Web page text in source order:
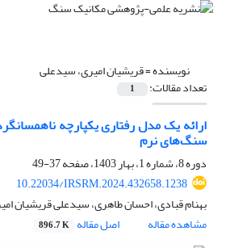
نویسنده =قریشیان امیری، سیدعلی
تعداد مقالات: 1
ارائه یک مدل رفتاری یکپارچه
سنگ‌های نرم
دوره 8، شماره 1، بهار 1403، صفحه
37-49
10.22034/IRSRM.2024.432658.1238
بهنام قبادی، احسان طاهری، سیدعلی قریشیان
مشاهده مقاله
اصل مقاله 896.7 K